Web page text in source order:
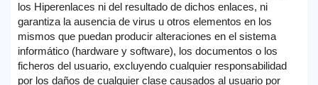
los Hiperenlaces ni del resultado de dichos enlaces, ni
garantiza la ausencia de virus u otros elementos en los
mismos que puedan producir alteraciones en el sistema
informático (hardware y software), los documentos o los
ficheros del usuario, excluyendo cualquier responsabilidad
por los daños de cualquier clase causados al usuario por